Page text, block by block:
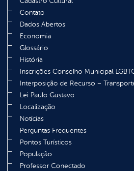
Contato
Dados Abertos
Economia
Glossário
História
Inscrições Conselho Municipal
Interposição de Recurso –
Lei Paulo Gustavo
Localização
Notícias
Perguntas Frequentes
Pontos Turísticos
População
Professor Conectado